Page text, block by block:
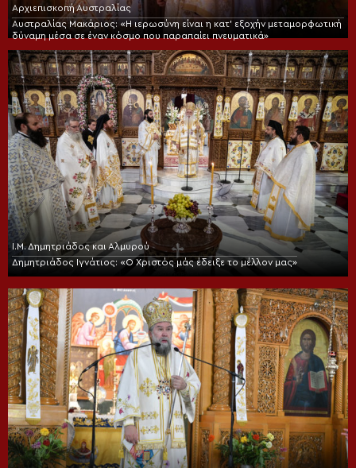
Αρχιεπισκοπή Αυστραλίας
Αυστραλίας Μακάριος: «Η ιερωσύνη είναι η κατ’ εξοχήν μεταμορφωτική
δύναμη μέσα σε έναν κόσμο που παραπαίει πνευματικά»
Ι.Μ. Δημητριάδος και Αλμυρού
Δημητριάδος Ιγνάτιος: «Ο Χριστός μάς έδειξε το μέλλον μας»